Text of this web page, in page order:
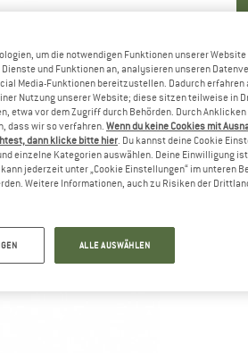
um die notwendigen Funktionen unserer Website
und Funktionen an, analysieren unseren
Media-Funktionen bereitzustellen. Dadurch erfahren
Nutzung unserer Website; diese sitzen teilweise in
etwa vor dem Zugriff durch Behörden. Durch Anklicken
dass wir so verfahren. Wenn du keine Cookies mit
dann klicke bitte hier. Du kannst deine Cookie
einzelne Kategorien auswählen. Deine Einwilligung
jederzeit unter „Cookie Einstellungen“ im unteren
Weitere Informationen, auch zu Risiken der
ALLE AUSWÄHLEN